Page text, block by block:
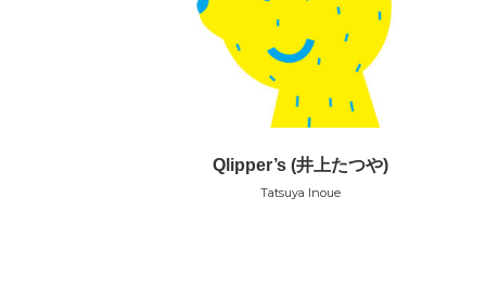
Qlipper’s (井上たつや)
Tatsuya Inoue